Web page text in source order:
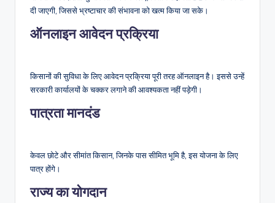
दी जाएगी, जिससे भ्रष्टाचार की संभावना को खत्म किया जा सके।
ऑनलाइन आवेदन प्रक्रिया
किसानों की सुविधा के लिए आवेदन प्रक्रिया पूरी तरह ऑनलाइन है। इससे उन्हें
सरकारी कार्यालयों के चक्कर लगाने की आवश्यकता नहीं पड़ेगी।
पात्रता मानदंड
केवल छोटे और सीमांत किसान, जिनके पास सीमित भूमि है, इस योजना के लिए
पात्र होंगे।
राज्य का योगदान